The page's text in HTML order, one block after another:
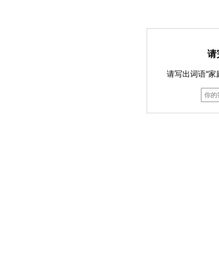
请
请写出词语“